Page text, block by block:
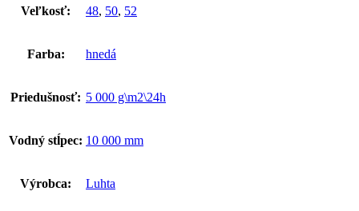
Veľkosť: 48, 50, 52
Farba: hnedá
Priedušnosť: 5 000 g\m2\24h
Vodný stĺpec: 10 000 mm
Výrobca: Luhta